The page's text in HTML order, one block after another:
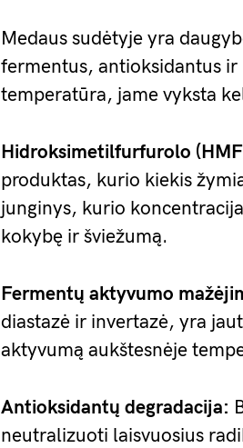
Medaus sudėtyje yra
fermentus, antioksidantus
temperatūra, jame vyksta
Hidroksimetilfurfurolo
produktas, kurio kiekis
junginys, kurio
kokybę ir šviežumą.
Fermentų aktyvumo
diastazė ir invertazė, yra
aktyvumą aukštesnėje
Antioksidantų degradacija:
neutralizuoti laisvuosius